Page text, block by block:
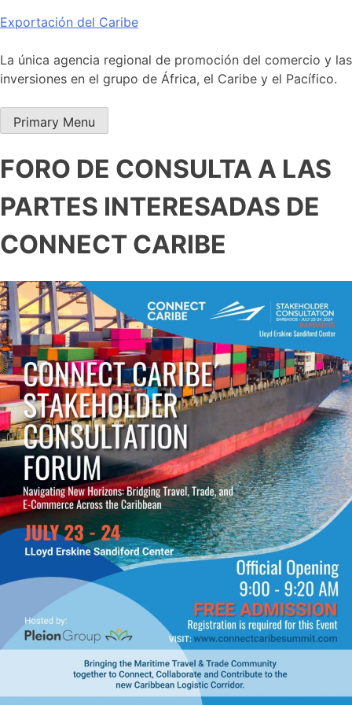
Skip
content
Exportación del Caribe
La única agencia regional de promoción del comercio y las
inversiones en el grupo de África, el Caribe y el Pacífico.
Primary Menu
FORO DE CONSULTA A LAS
PARTES INTERESADAS DE
CONNECT CARIBE